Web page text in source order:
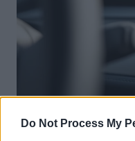
Do Not Process My